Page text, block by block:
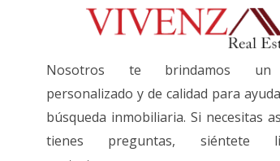
Nosotros te brindamos un
personalizado y de calidad para
búsqueda inmobiliaria. Si necesitas
tienes preguntas, siéntete